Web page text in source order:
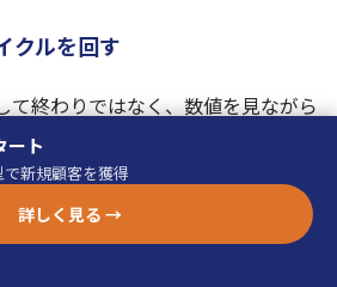
クルを回す
て終わりではなく、数値を見ながら
重要です。測定すべき主な指標は
合わせ1件あたりコスト）
ート
新規顧客を獲得
詳しく見る →